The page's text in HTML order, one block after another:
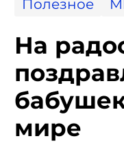
Полезное
На
мире